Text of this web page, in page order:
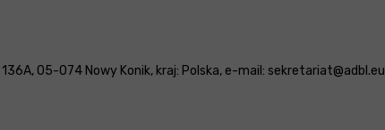
136A, 05-074 Nowy Konik, kraj: Polska, e-mail: sekretariat@adbl.eu